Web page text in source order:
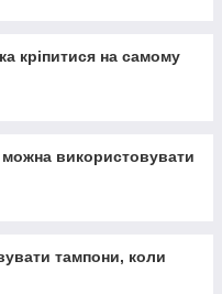
кріпитися на самому
використовувати
тампони, коли